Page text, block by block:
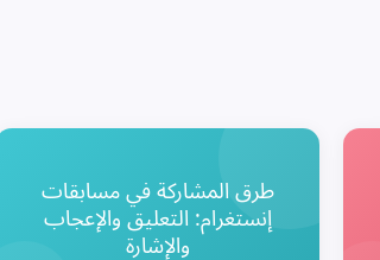
طرق المشاركة في مسابقات
إنستغرام: التعليق والإعجاب
والإشارة